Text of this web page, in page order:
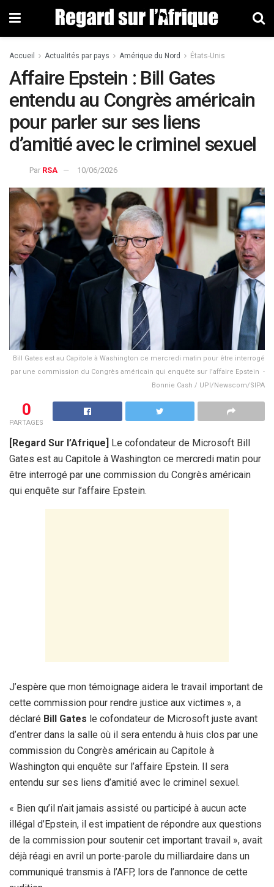
Accueil Actualités par pays Amérique du Nord États-Unis
Affaire Epstein : Bill Gates
entendu au Congrès américain
pour parler sur ses liens
d’amitié avec le criminel sexuel
Par RSA 10/06/2026
Bill Gates est au Capitole à Washington ce mercredi matin pour être interrogé
par une commission du Congrès américain qui enquête sur l’affaire Epstein -
Bonnie Cash / UPI/Newscom/SIPA
0
PARTAGES
[Regard Sur l’Afrique] Le cofondateur de Microsoft Bill
Gates est au Capitole à Washington ce mercredi matin pour
être interrogé par une commission du Congrès américain
qui enquête sur l’affaire Epstein.
J’espère que mon témoignage aidera le travail important de
cette commission pour rendre justice aux victimes », a
déclaré Bill Gates le cofondateur de Microsoft juste avant
d’entrer dans la salle où il sera entendu à huis clos par une
commission du Congrès américain au Capitole à
Washington qui enquête sur l’affaire Epstein. Il sera
entendu sur ses liens d’amitié avec le criminel sexuel.
« Bien qu’il n’ait jamais assisté ou participé à aucun acte
illégal d’Epstein, il est impatient de répondre aux questions
de la commission pour soutenir cet important travail », avait
déjà réagi en avril un porte-parole du milliardaire dans un
communiqué transmis à l’AFP, lors de l’annonce de cette